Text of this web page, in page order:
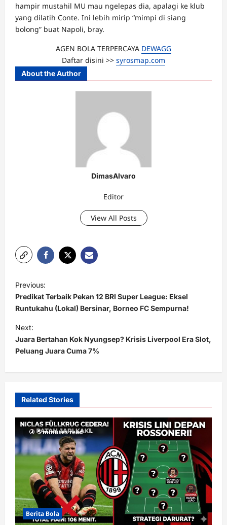
hampir mustahil MU mau ngelepas dia, apalagi ke klub
yang dilatih Conte. Ini lebih mirip “mimpi di siang
bolong” buat Napoli, bray.
AGEN BOLA TERPERCAYA DEWAGG
Daftar disini >> syrosmap.com
About the Author
DimasAlvaro
Editor
View All Posts
o
s
t
n
a
v
g
a
t
i
o
Previous:
Predikat Terbaik Pekan 12 BRI Super League: Eksel
Runtukahu (Lokal) Bersinar, Borneo FC Sempurna!
Next:
Juara Bertahan Kok Nyungsep? Krisis Liverpool Era Slot,
Peluang Juara Cuma 7%
Related Stories
5 minutes read
Berita Bola